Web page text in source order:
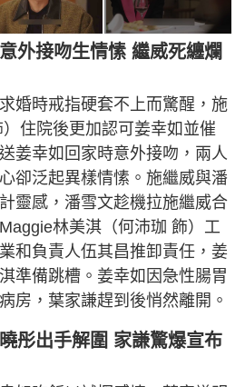
外接吻生情愫 繼威死纏爛
婚時戒指硬套不上而驚醒，施
住院後更加認可姜幸如並催
姜幸如回家時意外接吻，兩人
卻泛起異樣情愫。施繼威與潘
靈感，潘雪文趁機拉施繼威合
林美淇（何沛珈 飾）工
和負責人伍其昌推卸責任，姜
準備跳槽。姜幸如因急性腸胃
房，葉家謙趕到後悄然離開。
彤出手解圍 家謙驚爆宣布